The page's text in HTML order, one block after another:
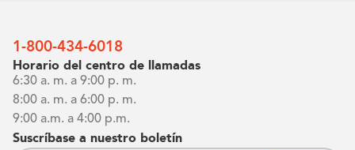
1-800-434-6018
Horario del centro de llamadas
6:30 a. m. a 9:00 p. m.
8:00 a. m. a 6:00 p. m.
9:00 a.m. a 4:00 p.m.
Suscríbase a nuestro boletín